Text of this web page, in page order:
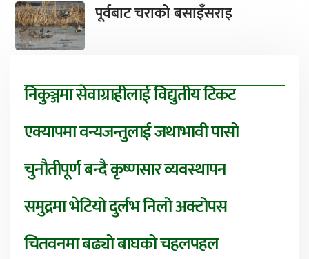
पूर्वबाट चराको बसाइँसराइ
निकुञ्जमा सेवाग्राहीलाई विद्युतीय टिकट
एक्यापमा वन्यजन्तुलाई जथाभावी पासो
चुनौतीपूर्ण बन्दै कृष्णसार व्यवस्थापन
समुद्रमा भेटियो दुर्लभ निलो अक्टोपस
चितवनमा बढ्यो बाघको चहलपहल